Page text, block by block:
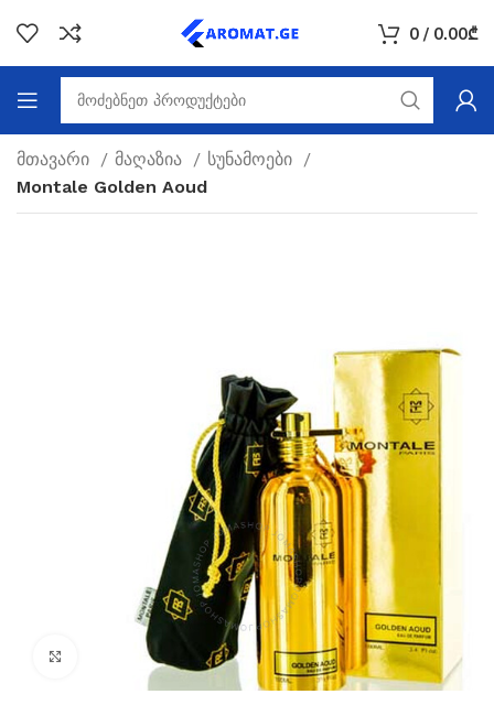
0 / 0.00₾
მთავარი მაღაზია
სუნამოები
Montale Golden Aoud
Click to enlarge